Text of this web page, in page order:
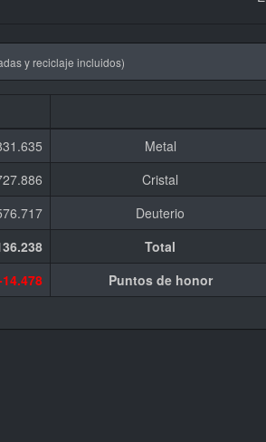
y reciclaje incluidos)
Metal
Cristal
Deuterio
Total
Puntos de honor